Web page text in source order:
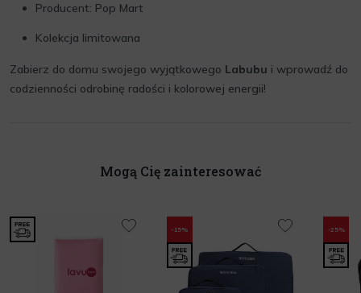
Producent: Pop Mart
Kolekcja limitowana
Zabierz do domu swojego wyjątkowego Labubu i wprowadź do
codzienności odrobinę radości i kolorowej energii!
Mogą Cię zainteresować
-15% -25%